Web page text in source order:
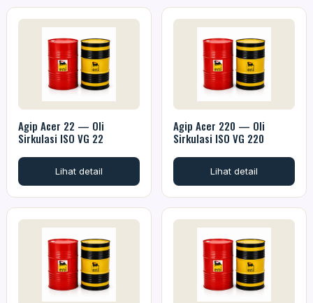
Agip Acer 22 — Oli
Sirkulasi ISO VG 22
Lihat detail
Agip Acer 220 — Oli
Sirkulasi ISO VG 220
Lihat detail